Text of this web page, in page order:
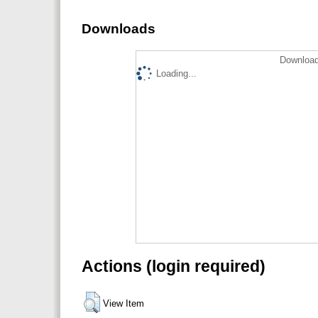
Downloads
Loading...
Actions (login required)
View Item